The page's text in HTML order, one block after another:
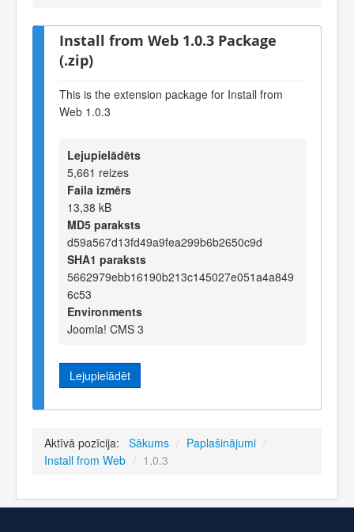
Install from Web 1.0.3 Package
(.zip)
This is the extension package for Install from
Web 1.0.3
Lejupielādēts
5,661 reizes
Faila izmērs
13,38 kB
MD5 paraksts
d59a567d13fd49a9fea299b6b2650c9d
SHA1 paraksts
5662979ebb16190b213c145027e051a4a849
6c53
Environments
Joomla! CMS 3
Lejupielādēt
Aktīvā pozīcija: Sākums / Paplašinājumi /
Install from Web / 1.0.3